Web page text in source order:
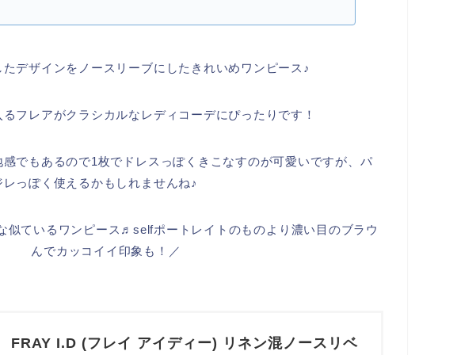
デザインをノースリーブにしたきれいめワンピース♪
フレアがクラシカルなレディコーデにぴったりです！
でもあるので1枚でドレスっぽくきこなすのが可愛いですが、パ
っぽく使えるかもしれませんね♪
似ているワンピース♬selfポートレイトのものより濃い目のブラウ
んでカッコイイ印象も！／
FRAY I.D (フレイ アイディー) リネン混ノースリベ